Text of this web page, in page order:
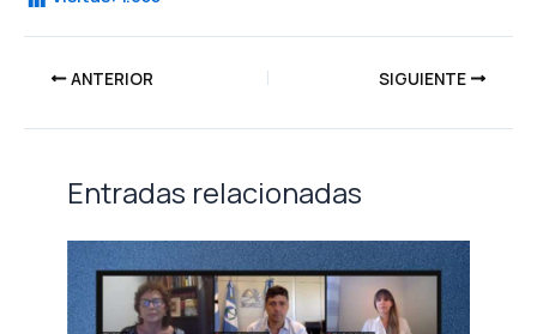
ANTERIOR SIGUIENTE
Entradas relacionadas